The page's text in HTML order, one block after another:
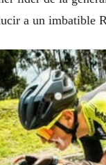
a un imbatible